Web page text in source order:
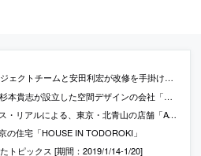
田利宏が改修を手掛けた、神戸市須磨区の共同住宅「Y’s house RD-08」の内覧会が開催
空間デザインの会社「スーパーポテト」が、インテリアデザイナー・アルバイトを募集中
アルによる、東京・北青山の店舗「ATON AOYAMA」
の住宅「HOUSE IN TODOROKI」
トピックス [期間：2019/1/14-1/20]